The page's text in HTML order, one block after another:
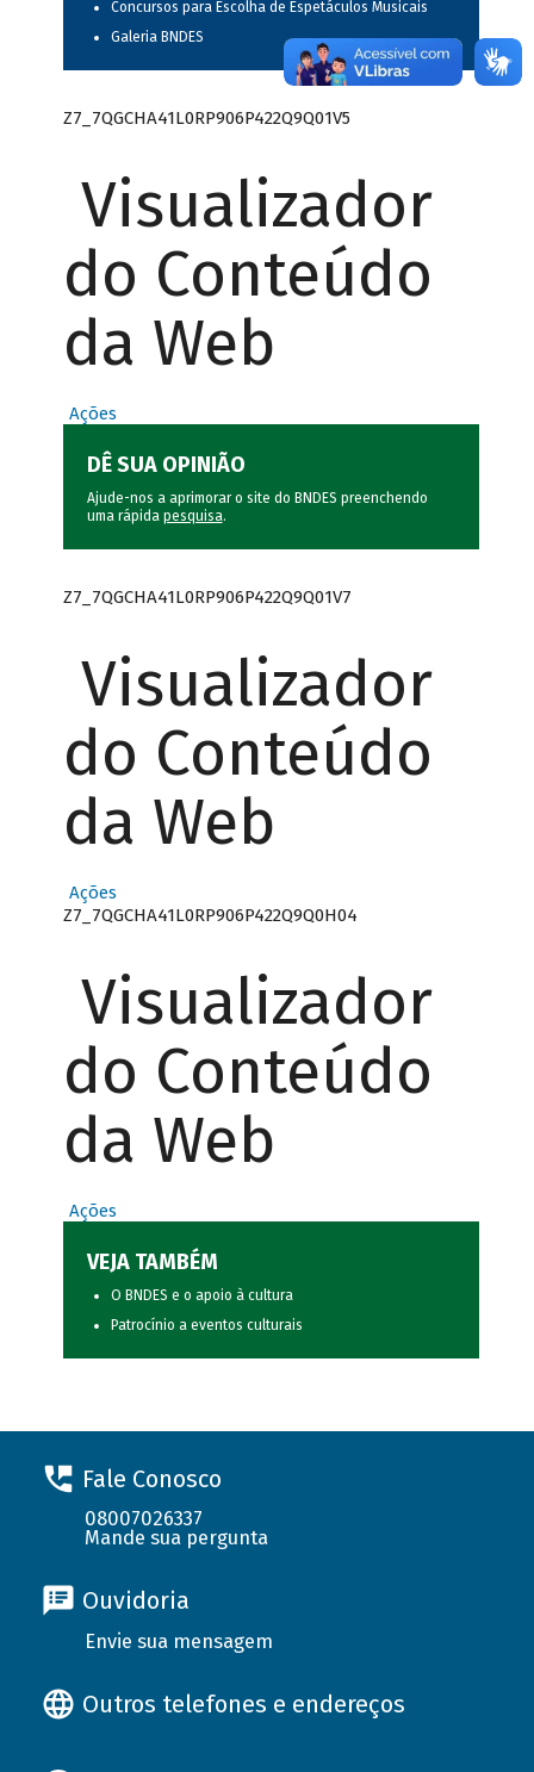
Concursos para Escolha de Espetáculos Musicais
Galeria BNDES
Z7_7QGCHA41L0RP906P422Q9Q01V5
Visualizador
do Conteúdo
da Web
Ações
DÊ SUA OPINIÃO
Ajude-nos a aprimorar o site do BNDES preenchendo
uma rápida pesquisa.
Z7_7QGCHA41L0RP906P422Q9Q01V7
Visualizador
do Conteúdo
da Web
Ações
Z7_7QGCHA41L0RP906P422Q9Q0H04
Visualizador
do Conteúdo
da Web
Ações
VEJA TAMBÉM
O BNDES e o apoio à cultura
Patrocínio a eventos culturais
Fale Conosco
08007026337
Mande sua pergunta
Ouvidoria
Envie sua mensagem
Outros telefones e endereços